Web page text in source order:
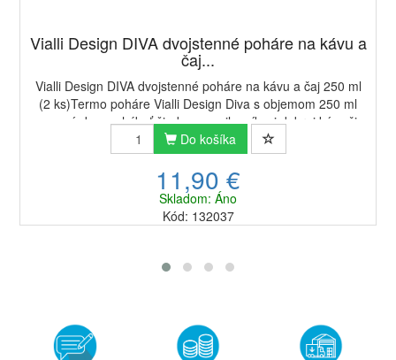
Vialli Design DIVA dvojstenné poháre na kávu a
čaj...
Vialli Design DIVA dvojstenné poháre na kávu a čaj 250 ml
(2 ks)Termo poháre Vialli Design Diva s objemom 250 ml
nesmú doma chýbať žiadnemu milovníkovi dobrej kávy či
čaju. Sú vyrobené z kvalitného bo...
Do košíka
11,90 €
Skladom: Áno
Kód: 132037